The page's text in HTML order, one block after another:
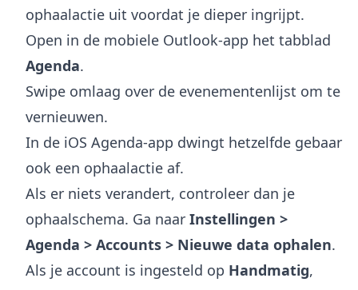
ophaalactie uit voordat je dieper ingrijpt.
Open in de mobiele Outlook-app het tabblad
Agenda.
Swipe omlaag over de evenementenlijst om te
vernieuwen.
In de iOS Agenda-app dwingt hetzelfde gebaar
ook een ophaalactie af.
Als er niets verandert, controleer dan je
ophaalschema. Ga naar Instellingen >
Agenda > Accounts > Nieuwe data ophalen.
Als je account is ingesteld op Handmatig,